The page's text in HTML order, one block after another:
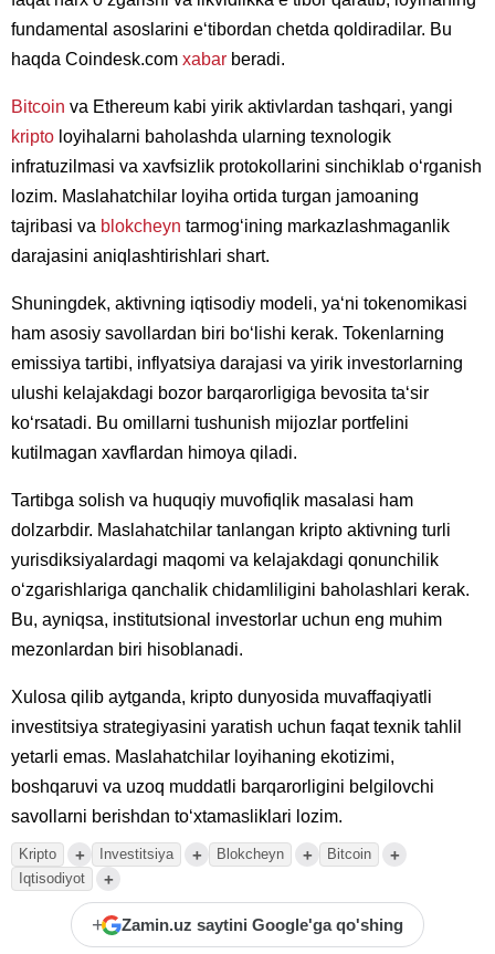
fundamental asoslarini eʻtibordan chetda qoldiradilar. Bu
haqda Coindesk.com xabar beradi.
Bitcoin va Ethereum kabi yirik aktivlardan tashqari, yangi
kripto loyihalarni baholashda ularning texnologik
infratuzilmasi va xavfsizlik protokollarini sinchiklab oʻrganish
lozim. Maslahatchilar loyiha ortida turgan jamoaning
tajribasi va blokcheyn tarmogʻining markazlashmaganlik
darajasini aniqlashtirishlari shart.
Shuningdek, aktivning iqtisodiy modeli, yaʻni tokenomikasi
ham asosiy savollardan biri boʻlishi kerak. Tokenlarning
emissiya tartibi, inflyatsiya darajasi va yirik investorlarning
ulushi kelajakdagi bozor barqarorligiga bevosita taʻsir
koʻrsatadi. Bu omillarni tushunish mijozlar portfelini
kutilmagan xavflardan himoya qiladi.
Tartibga solish va huquqiy muvofiqlik masalasi ham
dolzarbdir. Maslahatchilar tanlangan kripto aktivning turli
yurisdiksiyalardagi maqomi va kelajakdagi qonunchilik
oʻzgarishlariga qanchalik chidamliligini baholashlari kerak.
Bu, ayniqsa, institutsional investorlar uchun eng muhim
mezonlardan biri hisoblanadi.
Xulosa qilib aytganda, kripto dunyosida muvaffaqiyatli
investitsiya strategiyasini yaratish uchun faqat texnik tahlil
yetarli emas. Maslahatchilar loyihaning ekotizimi,
boshqaruvi va uzoq muddatli barqarorligini belgilovchi
savollarni berishdan toʻxtamasliklari lozim.
Kripto + Investitsiya + Blokcheyn + Bitcoin +
Iqtisodiyot +
+ Zamin.uz saytini Google'ga qo'shing